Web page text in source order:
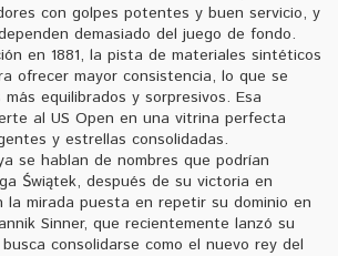
con golpes potentes y buen servicio, y
demasiado del juego de fondo.
en 1881, la pista de materiales sintéticos
ofrecer mayor consistencia, lo que se
equilibrados y sorpresivos. Esa
al US Open en una vitrina perfecta
y estrellas consolidadas.
se hablan de nombres que podrían
Świątek, después de su victoria en
la mirada puesta en repetir su dominio en
Sinner, que recientemente lanzó su
consolidarse como el nuevo rey del